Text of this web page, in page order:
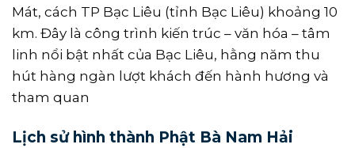
Mát, cách TP Bạc Liêu (tỉnh Bạc Liêu) khoảng 10
km. Đây là công trình kiến trúc – văn hóa – tâm
linh nổi bật nhất của Bạc Liêu, hằng năm thu
hút hàng ngàn lượt khách đến hành hương và
tham quan
Lịch sử hình thành Phật Bà Nam Hải